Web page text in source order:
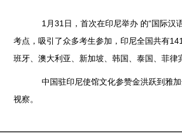
1月31日，首次在印尼举办 的“国际汉语
考点，吸引了众多考生参加，印尼全国共有
班牙、澳大利亚、新加坡、韩国、泰国、菲
中国驻印尼使馆文化参赞金洪跃到雅加
视察。